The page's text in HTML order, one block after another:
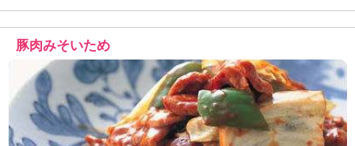
豚肉みそいため